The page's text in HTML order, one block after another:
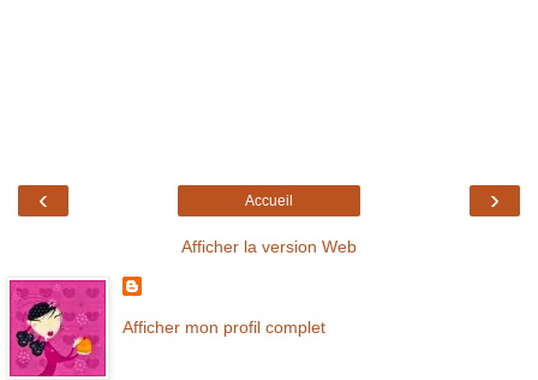
‹ ›
Accueil
Afficher la version Web
Afficher mon profil complet